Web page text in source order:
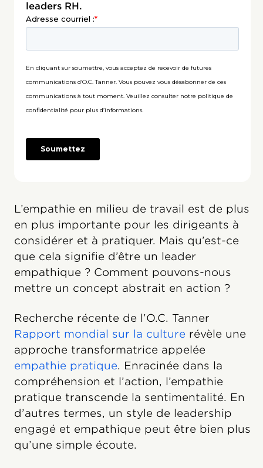
leaders RH.
L’empathie en milieu de travail est de plus
en plus importante pour les dirigeants à
considérer et à pratiquer. Mais qu’est-ce
que cela signifie d’être un leader
empathique ? Comment pouvons-nous
mettre un concept abstrait en action ?
Recherche récente de l’O.C. Tanner
Rapport mondial sur la culture révèle une
approche transformatrice appelée
empathie pratique. Enracinée dans la
compréhension et l’action, l’empathie
pratique transcende la sentimentalité. En
d’autres termes, un style de leadership
engagé et empathique peut être bien plus
qu’une simple écoute.